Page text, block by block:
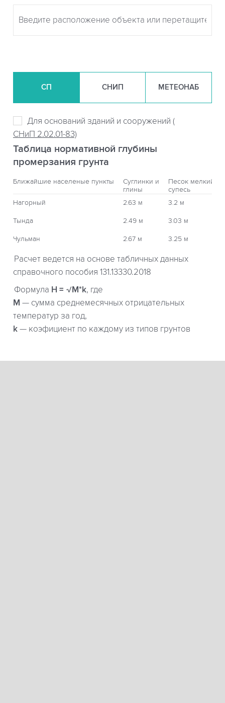
СП СНИП МЕТЕОНАБ
Для оснований зданий и сооружений (
СНиП 2.02.01-83)
Таблица нормативной глубины
промерзания грунта
Ближайшие населеные пункты
Суглинки и
глины
Песок мелкий,
супесь
Нагорный
2.63 м 3.2 м
Тында 2.49 м 3.03 м
Чульман 2.67 м 3.25 м
Расчет ведется на основе табличных данных
справочного пособия 131.13330.2018
Формула H = √M*k, где
М — сумма среднемесячных отрицательных
температур за год,
k — коэфициент по каждому из типов грунтов